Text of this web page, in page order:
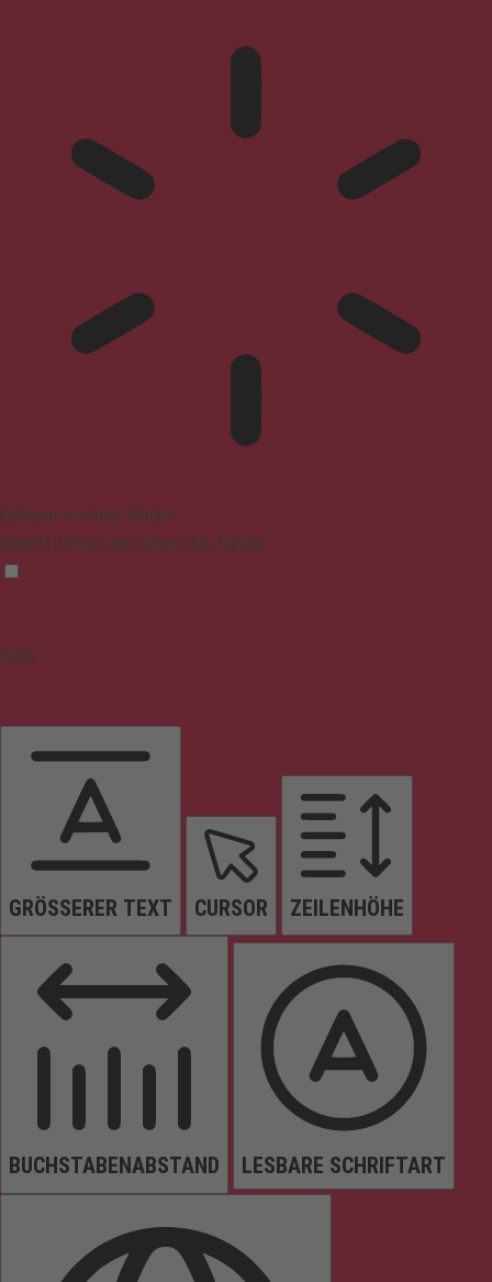
Epilepsie-sicherer Modus
Dämpft Farben und stoppt das Blinken
Inhalt
GRÖSSERER TEXT CURSOR ZEILENHÖHE
BUCHSTABENABSTAND LESBARE SCHRIFTART